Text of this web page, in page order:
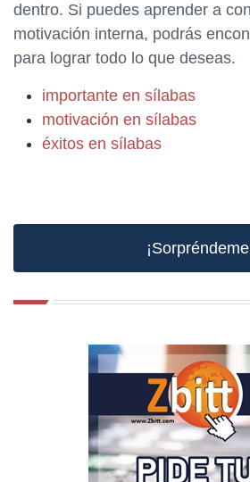
dentro. Si puedes aprender a
motivación interna, podrás
para lograr todo lo que deseas.
importante en sílabas
motivación en sílabas
éxitos en sílabas